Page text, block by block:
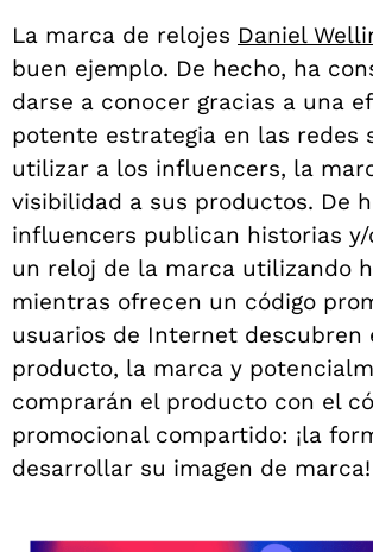
La marca de relojes Daniel
buen ejemplo. De hecho, ha
darse a conocer gracias a una
potente estrategia en las redes
utilizar a los influencers, la
visibilidad a sus productos. De
influencers publican historias
un reloj de la marca utilizando
mientras ofrecen un código
usuarios de Internet descubren
producto, la marca y
comprarán el producto con el
promocional compartido: ¡la
desarrollar su imagen de marca!